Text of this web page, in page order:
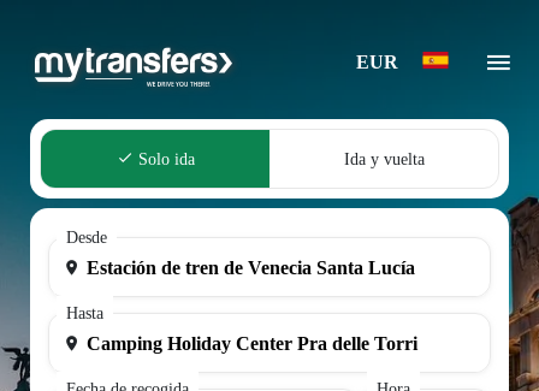
EUR
Solo ida Ida y vuelta
Desde
Hasta